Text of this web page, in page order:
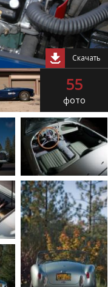
Скачать
55
фото